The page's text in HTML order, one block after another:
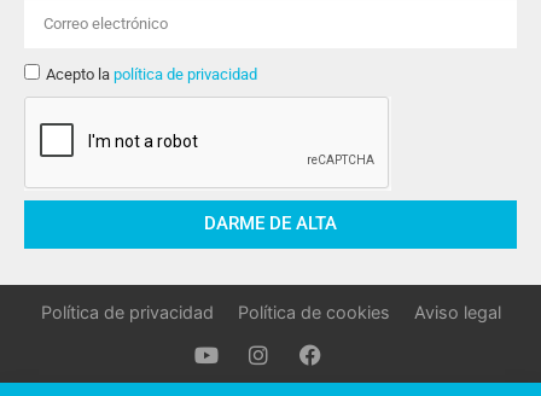
Acepto la política de privacidad
DARME DE ALTA
Política de privacidad Política de cookies Aviso legal